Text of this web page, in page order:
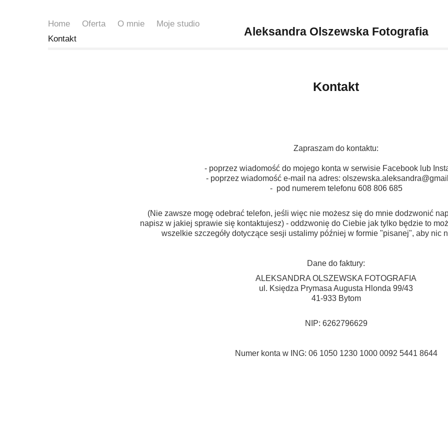
Home Oferta O mnie
Moje studio
Kontakt
Aleksandra Olszewska Fotografia
Kontakt
Zapraszam do kontaktu:
- poprzez wiadomość do mojego konta w serwisie Facebook lub
- poprzez wiadomość e-mail na adres:
- pod numerem telefonu 608 806 685
(Nie zawsze mogę odebrać telefon, jeśli więc nie możesz się do mnie dodzwonić
napisz w jakiej sprawie się kontaktujesz) - oddzwonię do Ciebie jak tylko będzie to
wszelkie szczegóły dotyczące sesji ustalimy później w formie "pisanej", aby nic
Dane do faktury:
ALEKSANDRA OLSZEWSKA FOTOGRAFIA
ul. Księdza Prymasa Augusta Hlonda 99/43
41-933 Bytom
NIP: 6262796629
Numer konta w ING: 06 1050 1230 1000 0092 5441 8644​​​​​​​